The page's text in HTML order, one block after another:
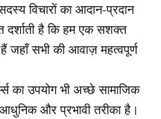
विचारों का आदान-प्रदान
है कि हम एक सशक्त
जहाँ सभी की आवाज़ महत्वपूर्ण
का उपयोग भी अच्छे सामाजिक
और प्रभावी तरीका है।